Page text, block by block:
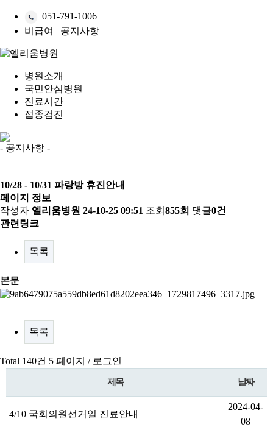
051-791-1006
비급여 | 공지사항
병원소개
국민안심병원
진료시간
접종검진
- 공지사항 -
10/28 - 10/31 파랑방 휴진안내
페이지 정보
작성자 엘리움병원 24-10-25 09:51 조회 855회 댓글0건
관련링크
목록
본문
목록
Total 140건 5 페이지 / 로그인
제목
날짜
4/10 국회의원선거일 진료안내
2024-04-
08